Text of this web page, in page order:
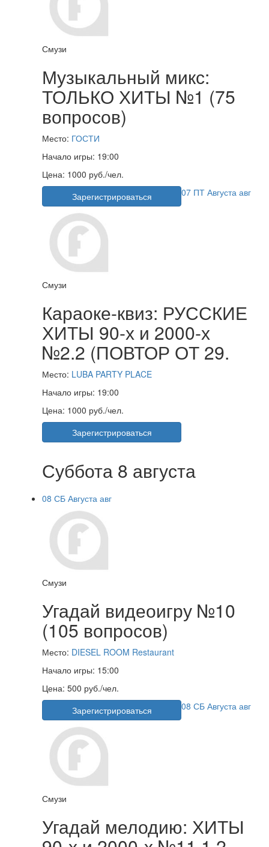
Смузи
Музыкальный микс:
ТОЛЬКО ХИТЫ №1 (75
вопросов)
Место: ГОСТИ
Начало игры: 19:00
Цена: 1000 руб./чел.
Зарегистрироваться
07 ПТ Августа авг
Смузи
Караоке-квиз: РУССКИЕ
ХИТЫ 90-х и 2000-х
№2.2 (ПОВТОР ОТ 29.
Место: LUBA PARTY PLACE
Начало игры: 19:00
Цена: 1000 руб./чел.
Зарегистрироваться
Суббота 8 августа
08 СБ Августа авг
Смузи
Угадай видеоигру №10
(105 вопросов)
Место: DIESEL ROOM Restaurant
Начало игры: 15:00
Цена: 500 руб./чел.
Зарегистрироваться
08 СБ Августа авг
Смузи
Угадай мелодию: ХИТЫ